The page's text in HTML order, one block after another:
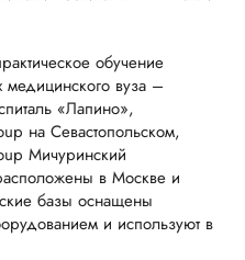
обучение
медицинского вуза –
«Лапино»,
на Севастопольском,
Мичуринский
в Москве и
базы оснащены
и используют в